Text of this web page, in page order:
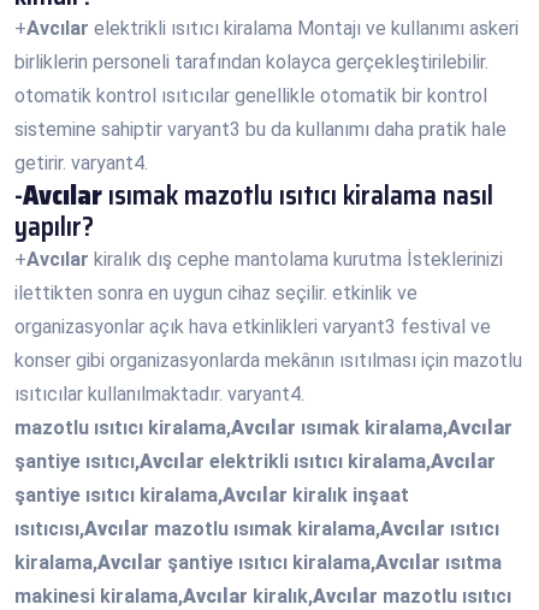
+Avcılar elektrikli ısıtıcı kiralama Montajı ve kullanımı askeri
birliklerin personeli tarafından kolayca gerçekleştirilebilir.
otomatik kontrol ısıtıcılar genellikle otomatik bir kontrol
sistemine sahiptir varyant3 bu da kullanımı daha pratik hale
getirir. varyant4.
-Avcılarısımak mazotlu ısıtıcı kiralama nasıl
yapılır?
+Avcılar kiralık dış cephe mantolama kurutma İsteklerinizi
ilettikten sonra en uygun cihaz seçilir. etkinlik ve
organizasyonlar açık hava etkinlikleri varyant3 festival ve
konser gibi organizasyonlarda mekânın ısıtılması için mazotlu
ısıtıcılar kullanılmaktadır. varyant4.
mazotlu ısıtıcı kiralama,Avcılar ısımak kiralama,Avcılar
şantiye ısıtıcı,Avcılar elektrikli ısıtıcı kiralama,Avcılar
şantiye ısıtıcı kiralama,Avcılar kiralık inşaat
ısıtıcısı,Avcılar mazotlu ısımak kiralama,Avcılar ısıtıcı
kiralama,Avcılar şantiye ısıtıcı kiralama,Avcılar ısıtma
makinesi kiralama,Avcılar kiralık,Avcılar mazotlu ısıtıcı